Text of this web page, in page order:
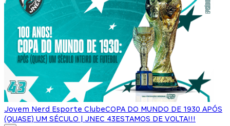
Jovem Nerd Esporte ClubeCOPA DO MUNDO DE 1930 APÓS
(QUASE) UM SÉCULO | JNEC 43ESTAMOS DE VOLTA!!!